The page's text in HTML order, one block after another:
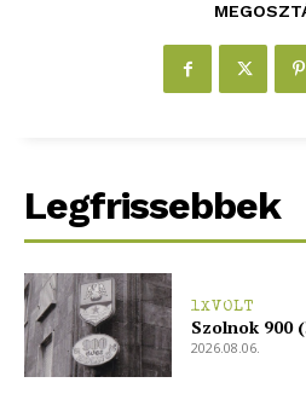
Legfrissebbek
1XVOLT
Szolnok 900
2026.08.06.